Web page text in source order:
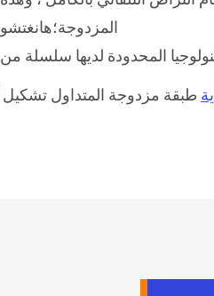
المزدوجة؛هانغتشو
المحدودة لديها سلسلة من